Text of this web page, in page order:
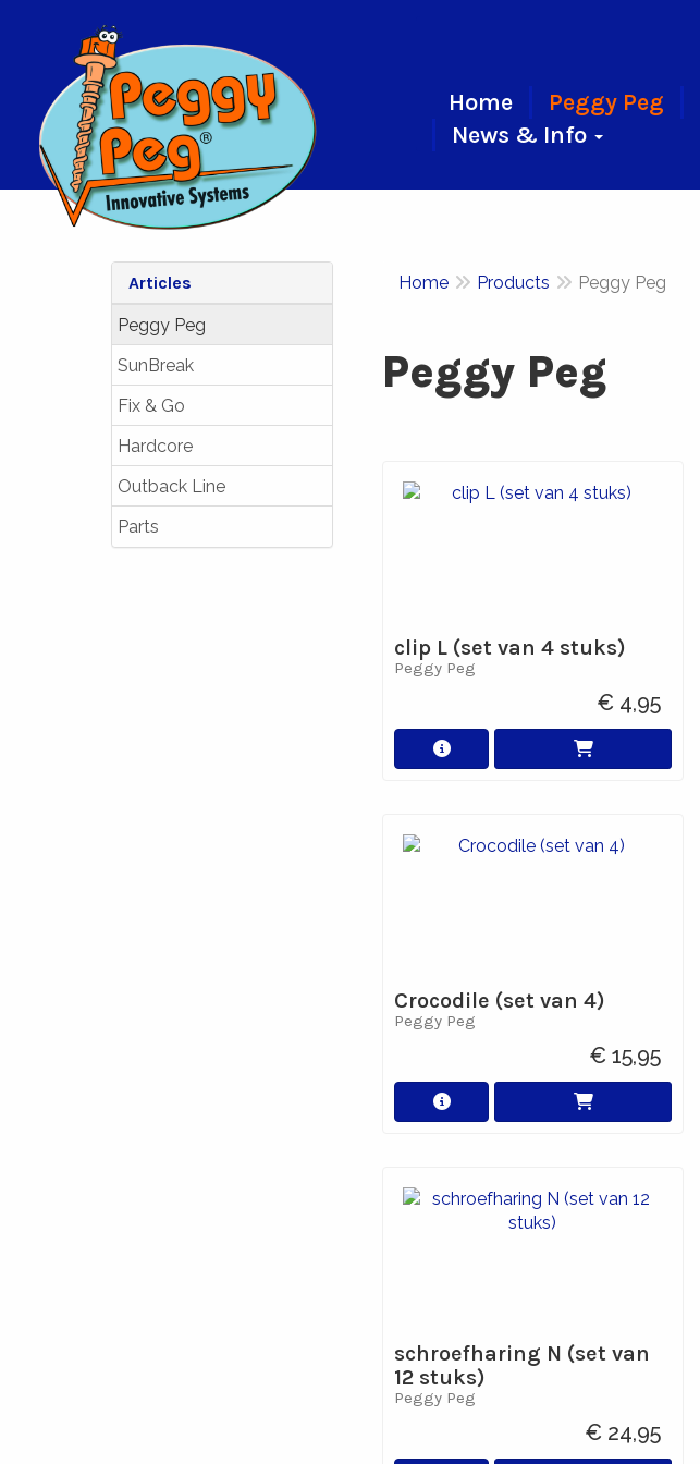
Home Peggy Peg
News & Info
Articles
Peggy Peg
SunBreak
Fix & Go
Hardcore
Outback Line
Parts
Home Products Peggy Peg
Peggy Peg
clip L (set van 4 stuks)
Peggy Peg
€ 4,95
Crocodile (set van 4)
Peggy Peg
€ 15,95
schroefharing N (set van
12 stuks)
Peggy Peg
€ 24,95